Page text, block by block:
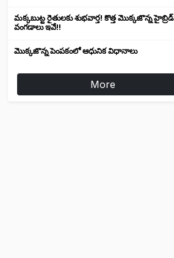
మక్కబుట్ట రైతులకు శుభవార్త! కొత్త మొక్కజొన్న హైబ్రిడ్
వంగడాలు ఇవే!!
మొక్కజొన్న పెంపకంలో ఆధునిక విధానాలు
More